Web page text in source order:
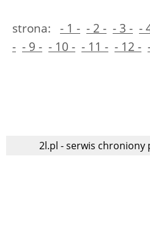
strona: - 1 - - 2 - - 3 - -
- - 9 - - 10 - - 11 - - 12 -
2l.pl - serwis